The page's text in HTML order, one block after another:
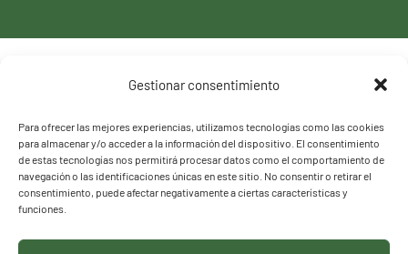
Gestionar consentimiento
Para ofrecer las mejores experiencias, utilizamos tecnologías como las cookies
para almacenar y/o acceder a la información del dispositivo. El consentimiento
de estas tecnologías nos permitirá procesar datos como el comportamiento de
navegación o las identificaciones únicas en este sitio. No consentir o retirar el
consentimiento, puede afectar negativamente a ciertas características y
funciones.
Política de privacidad